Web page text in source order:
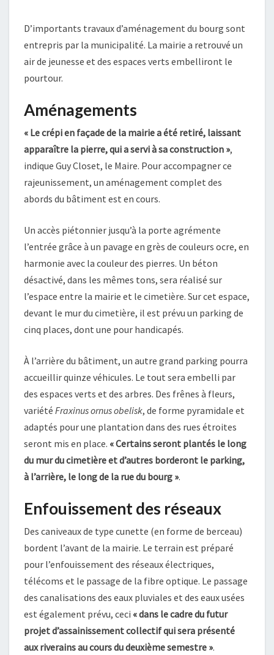
D’importants travaux d’aménagement du bourg sont
entrepris par la municipalité. La mairie a retrouvé un
air de jeunesse et des espaces verts embelliront le
pourtour.
Aménagements
« Le crépi en façade de la mairie a été retiré, laissant
apparaître la pierre, qui a servi à sa construction »,
indique Guy Closet, le Maire. Pour accompagner ce
rajeunissement, un aménagement complet des
abords du bâtiment est en cours.
Un accès piétonnier jusqu’à la porte agrémente
l’entrée grâce à un pavage en grès de couleurs ocre, en
harmonie avec la couleur des pierres. Un béton
désactivé, dans les mêmes tons, sera réalisé sur
l’espace entre la mairie et le cimetière. Sur cet espace,
devant le mur du cimetière, il est prévu un parking de
cinq places, dont une pour handicapés.
À l’arrière du bâtiment, un autre grand parking pourra
accueillir quinze véhicules. Le tout sera embelli par
des espaces verts et des arbres. Des frênes à fleurs,
variété Fraxinus ornus obelisk, de forme pyramidale et
adaptés pour une plantation dans des rues étroites
seront mis en place. « Certains seront plantés le long
du mur du cimetièreet d’autres borderont le parking,
à l’arrière, le long de la rue du bourg ».
Enfouissement des réseaux
Des caniveaux de type cunette (en forme de berceau)
bordent l’avant de la mairie. Le terrain est préparé
pour l’enfouissement des réseaux électriques,
télécoms et le passage de la fibre optique. Le passage
des canalisations des eaux pluviales et des eaux usées
est également prévu, ceci « dans le cadre du futur
projet d’assainissement collectif qui sera présenté
aux riverains au cours du deuxième semestre ».